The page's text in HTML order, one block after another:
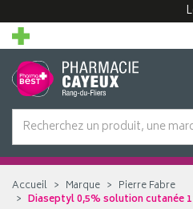
Les
Accueil Marque
Pierre Fabre
Diaseptyl 0,5% solution cutanée